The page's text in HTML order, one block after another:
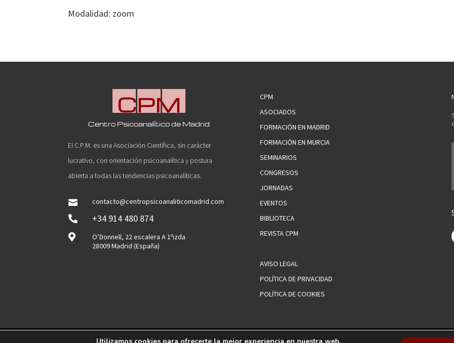
Modalidad: zoom
Centro Psicoanalítico de Madrid
El C.P.M. es una Asociación Científica, sin carácter
lucrativo, con orientación psicoanalítica y postura
abierta a todas las tendencias psicoanalíticas.

contacto@centropsicoanaliticomadrid.com

+34 914 480 874

O’Donnell, 22 escalera A 1ºizda
28009 Madrid (España)
CPM
ASOCIADOS
FORMACIÓN EN MADRID
FORMACIÓN EN MURCIA
SEMINARIOS
CONGRESOS
JORNADAS
EVENTOS
BIBLIOTECA
REVISTA CPM
AVISO LEGAL
POLÍTICA DE PRIVACIDAD
POLÍTICA DE COOKIES